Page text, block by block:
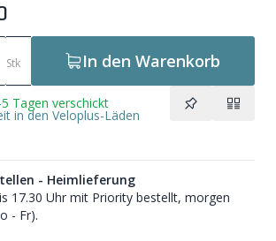
Stk In den Warenkorb
Tagen verschickt
in den Veloplus-Läden
- Heimlieferung
17.30 Uhr mit Priority bestellt, morgen
- Fr).